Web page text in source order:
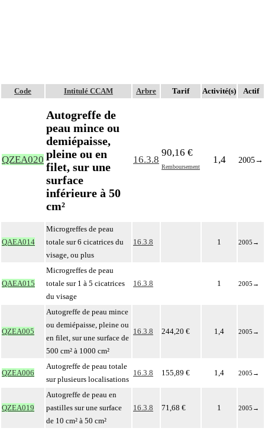
Code Intitulé CCAM Arbre Tarif Activité(s) Actif
QZEA020
Autogreffe de
peau mince ou
demiépaisse,
pleine ou en
filet, sur une
surface
inférieure à 50
cm²
16.3.8
90,16 €
Remboursement
1,4 2005→
QAEA014
Microgreffes de peau
totale sur 6 cicatrices du
visage, ou plus
16.3.8 1 2005 →
QAEA015
Microgreffes de peau
totale sur 1 à 5 cicatrices
du visage
16.3.8 1 2005 →
QZEA005
Autogreffe de peau mince
ou demiépaisse, pleine ou
en filet, sur une surface de
500 cm² à 1000 cm²
16.3.8 244,20 € 1,4 2005 →
QZEA006
Autogreffe de peau totale
sur plusieurs localisations
16.3.8 155,89 € 1,4 2005 →
QZEA019
Autogreffe de peau en
pastilles sur une surface
de 10 cm² à 50 cm²
16.3.8 71,68 € 1 2005 →